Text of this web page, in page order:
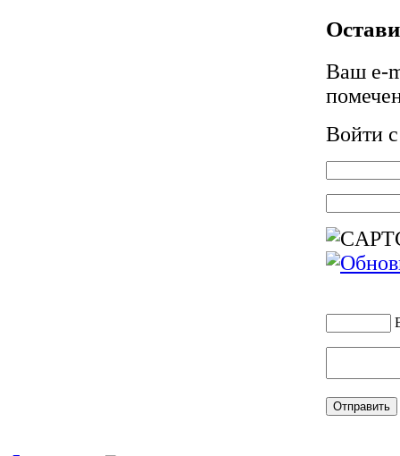
Ваш e-
Войти